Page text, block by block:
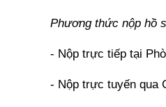
Phương thức nộp hồ
- Nộp trực tiếp tại
- Nộp trực tuyến qua